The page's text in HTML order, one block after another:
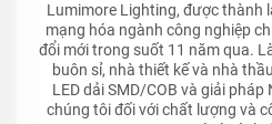
Lumimore Lighting, được thành
mạng hóa ngành công nghiệp
đổi mới trong suốt 11 năm qua.
buôn sỉ, nhà thiết kế và nhà
LED dải SMD/COB và giải
chúng tôi đối với chất lượng và